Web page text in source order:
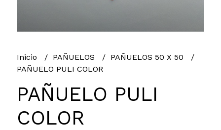
Inicio PAÑUELOS
PAÑUELOS 50 X 50
PAÑUELO PULI COLOR
PAÑUELO PULI
COLOR